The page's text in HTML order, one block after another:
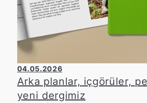
tüm organizatörlere,
ve izleyicilere içtenlikle
etkinliği desteklemiş olmaktan
duyuyoruz ve şimdiden gelecek
yıldönümü etkinliği olan 20.
sabırsızlıkla bekliyoruz.
04.05.2026
Arka planlar, içgörüler,
yeni dergimiz